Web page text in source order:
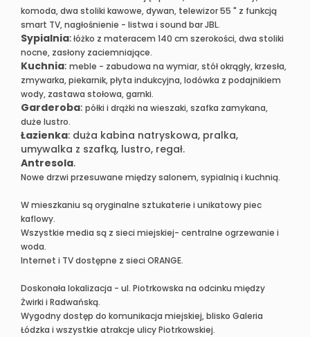
komoda, dwa stoliki kawowe, dywan, telewizor 55 " z funkcją
smart TV, nagłośnienie - listwa i sound bar JBL.
Sypialnia:łóżko z materacem 140 cm szerokości, dwa stoliki
nocne, zasłony zaciemniające.
Kuchnia: meble - zabudowa na wymiar, stół okrągły, krzesła,
zmywarka, piekarnik, płyta indukcyjna, lodówka z podajnikiem
wody, zastawa stołowa, garnki.
Garderoba: półki i drążki na wieszaki, szafka zamykana,
duże lustro.
Łazienka: duża kabina natryskowa, pralka,
umywalka z szafką, lustro, regał.
Antresola.
Nowe drzwi przesuwane między salonem, sypialnią i kuchnią.
W mieszkaniu są oryginalne sztukaterie i unikatowy piec
kaflowy.
Wszystkie media są z sieci miejskiej- centralne ogrzewanie i
woda.
Internet i TV dostępne z sieci ORANGE.
Doskonała lokalizacja - ul. Piotrkowska na odcinku między
Żwirki i Radwańską.
Wygodny dostęp do komunikacja miejskiej, blisko Galeria
Łódzka i wszystkie atrakcje ulicy Piotrkowskiej.